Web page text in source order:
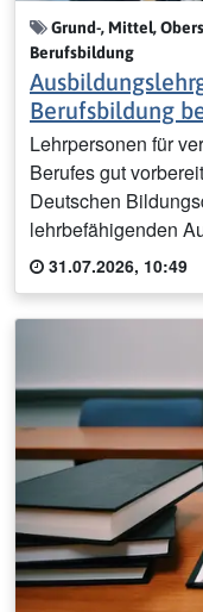
Grund-, Mittel,
Berufsbildung
Berufsbildung
Lehrpersonen für
Berufes gut
Deutschen
lehrbefähigenden
31.07.2026, 10:49